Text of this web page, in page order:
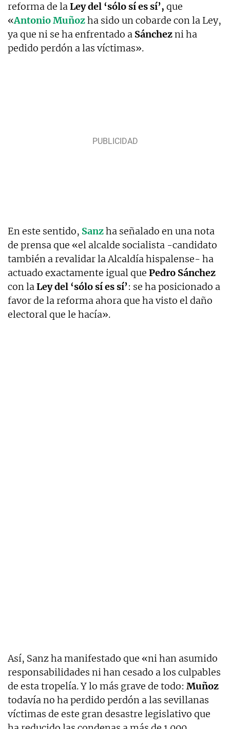
reforma de laLey del ‘sólo sí es sí’, que
«Antonio Muñozha sido un cobarde con la Ley,
ya que ni se ha enfrentado a Sánchezni ha
pedido perdón a las víctimas».
En este sentido, Sanzha señalado en una nota
de prensa que «el alcalde socialista -candidato
también a revalidar la Alcaldía hispalense- ha
actuado exactamente igual que Pedro Sánchez
con laLey del ‘sólo sí es sí’: se ha posicionado a
favor de la reforma ahora que ha visto el daño
electoral que le hacía».
Así, Sanz ha manifestado que «ni han asumido
responsabilidades ni han cesado a los culpables
de esta tropelía. Y lo más grave de todo: Muñoz
todavía no ha perdido perdón a las sevillanas
víctimas de este gran desastre legislativo que